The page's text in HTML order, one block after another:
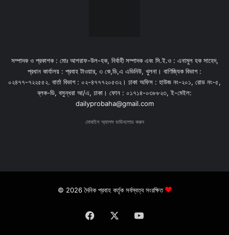
সম্পাদক ও প্রকাশক : মোঃ আশরাফ-উল-হক, নির্বাহী সম্পাদক এবং সি.ই.ও : এনামুল হক সাহেদ,
প্রধান কার্যালয় : প্রবাহ টাওয়ার, ৩ কে,ডি,এ এভিনিউ, খুলনা। বাণিজ্যিক বিভাগ :
০২৪৭৭-৭২২৫৫২. বার্তা বিভাগ : ০২-৪৭৭৭২০৫৩২। ঢাকা অফিস : হাউজ নং-২০১, রোড নং-৫,
ব্লক-ডি, বসুন্ধরা আ/এ, ঢাকা। ফোন : ০১৭১৪-০৩৮৮২৩, ই-মেইল:
dailyprobaha@gmail.com
মোবাইল অ্যাপস ডাউনলোড করুন
© 2026 দৈনিক প্রবাহ কর্তৃক সর্বস্বত্ব সংরক্ষিত
Facebook